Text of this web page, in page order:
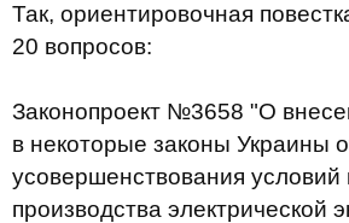
Так, ориентировочная
20 вопросов:
Законопроект №3658 "О
в некоторые законы Украины
усовершенствования условий
производства электрической